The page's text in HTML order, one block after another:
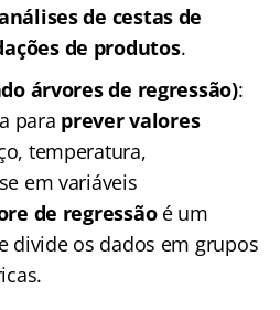
de cestas de
de produtos.
árvores de regressão):
para prever valores
temperatura,
em variáveis
de regressãoé um
divide os dados em grupos